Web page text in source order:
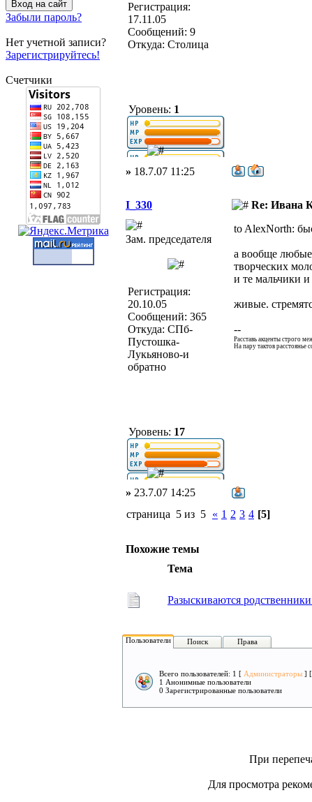
Забыли пароль?
Нет учетной записи?
Зарегистрируйтесь!
Счетчики
Регистрация:
17.11.05
Сообщений: 9
Откуда: Столица
Уровень: 1
» 18.7.07 11:25
I_330 Re: Ивана
Зам. председателя
Регистрация:
20.10.05
Сообщений: 365
Откуда: СПб-
Пустошка-
Лукьяново-и
обратно
Уровень: 17
to AlexNorth:
а вообще любые
творческих
и те мальчики
живые.
--
Расставь акценты строго
На пару тактов расстоянье
» 23.7.07 14:25
страница 5 из 5 « 1 2 3 4 [5]
Похожие темы
Тема
Разыскиваются
Пользователи Поиск Права
Всего пользователей: 1 [ Администраторы ] [
1 Анонимные пользователи
0 Зарегистрированные пользователи
При
Для просмотра